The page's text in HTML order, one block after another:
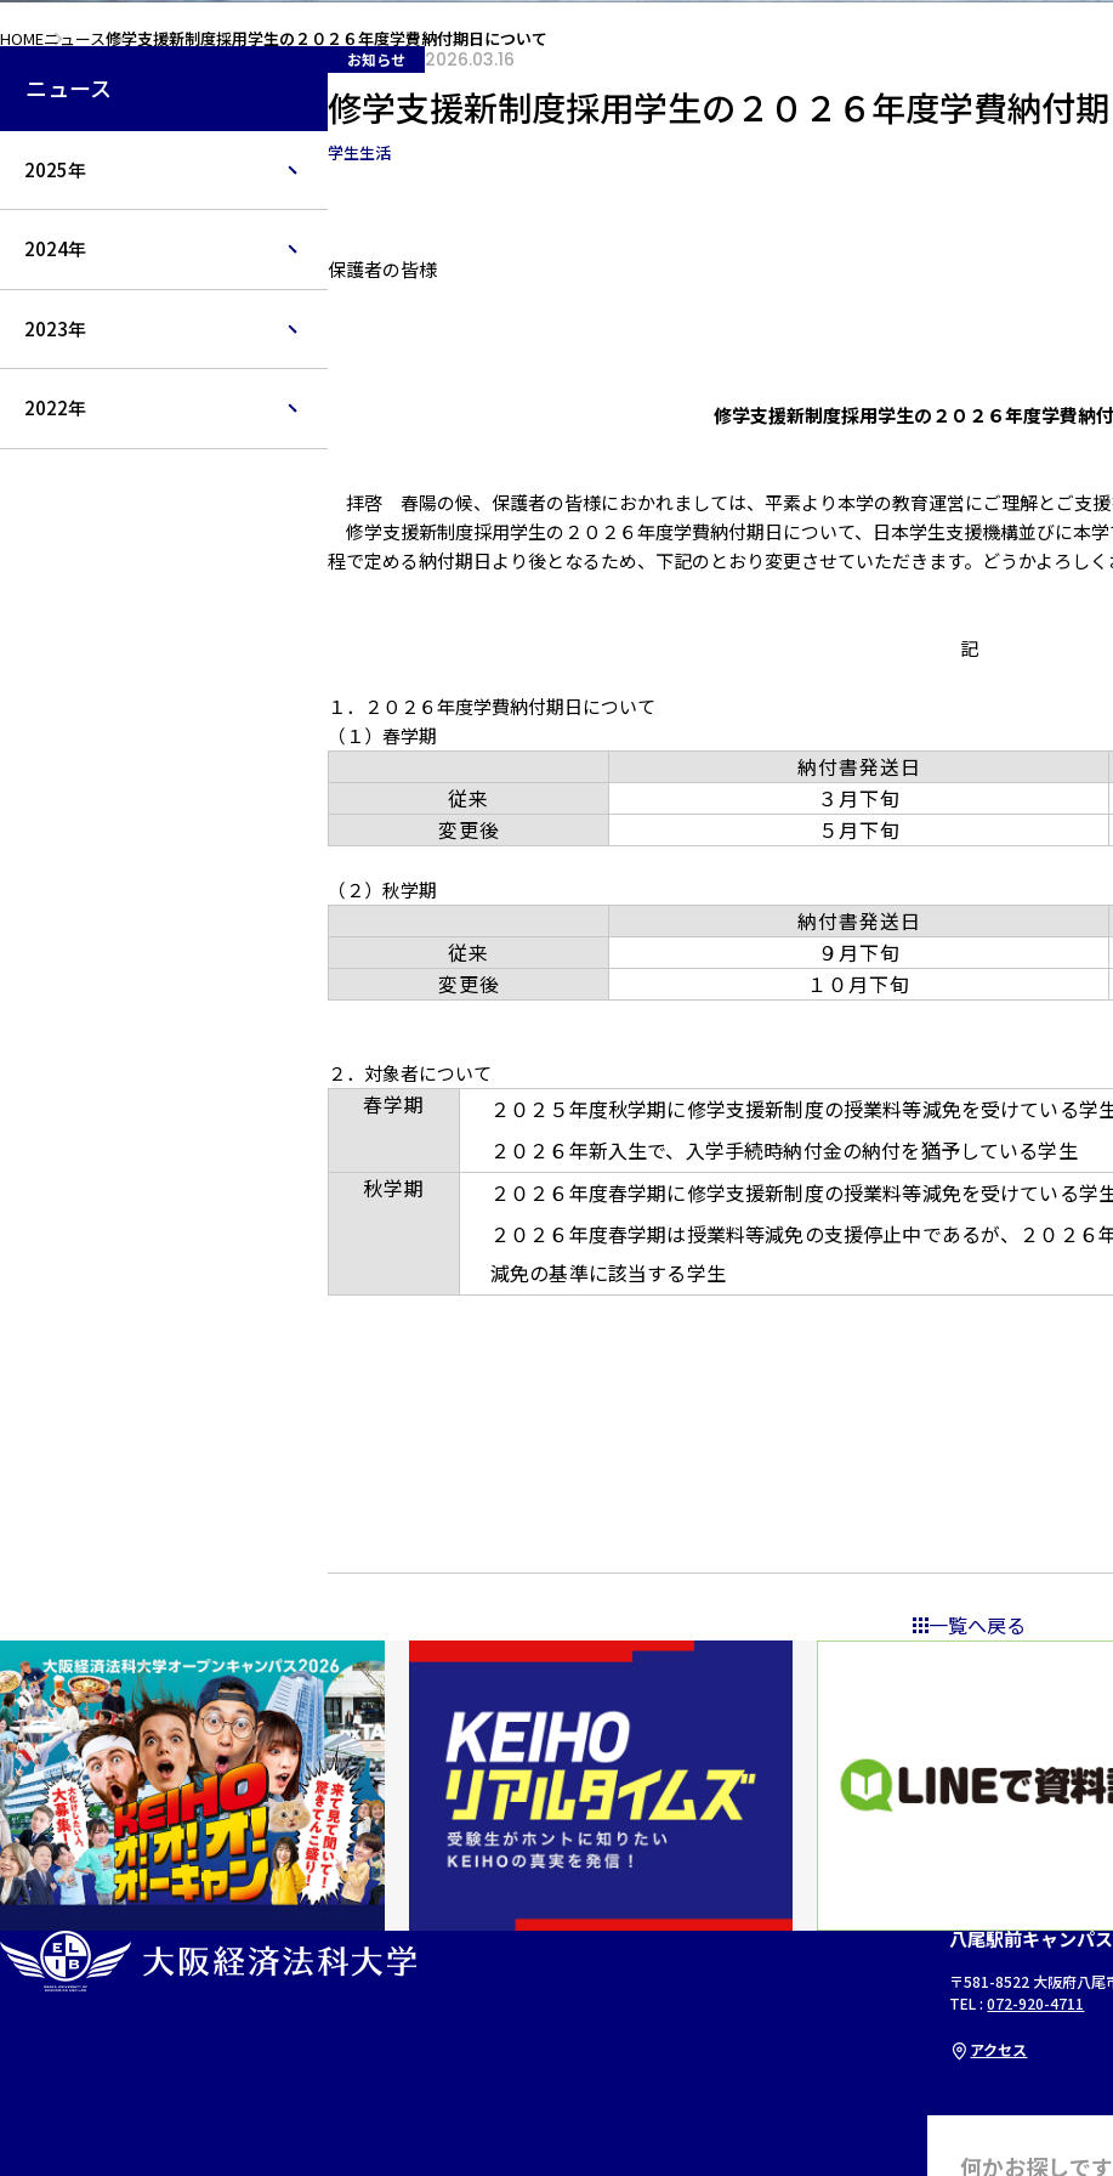
HOMEニュース修学支援新制度採用学生の２０２６年度学費納付期日について
ニュース
2025年
2024年
2023年
2022年
お知らせ 2026.03.16
修学支援新制度採用学生の２０２６年度学費納付
学生生活
保護者の皆様
修学支援新制度採用学生の２０２６年度学費納
拝啓 春陽の候、保護者の皆様におかれましては、平素より本学の教育運営にご理解とご支援
修学支援新制度採用学生の２０２６年度学費納付期日について、日本学生支援機構並びに本
程で定める納付期日より後となるため、下記のとおり変更させていただきます。どうかよろしく
記
１．２０２６年度学費納付期日について
（１）春学期
納付書発送日
従来
３月下旬
変更後
５月下旬
（２）秋学期
納付書発送日
従来
９月下旬
変更後
１０月下旬
２．対象者について
春学期
２０２５年度秋学期に修学支援新制度の授業料等減免を受けている学
２０２６年新入生で、入学手続時納付金の納付を猶予している学生
秋学期
２０２６年度春学期に修学支援新制度の授業料等減免を受けている学
２０２６年度春学期は授業料等減免の支援停止中であるが、２０２
減免の基準に該当する学生
一覧へ戻る
八尾駅前キャンパス
〒581-8522 大阪府八尾
TEL :072-920-4711
アクセス